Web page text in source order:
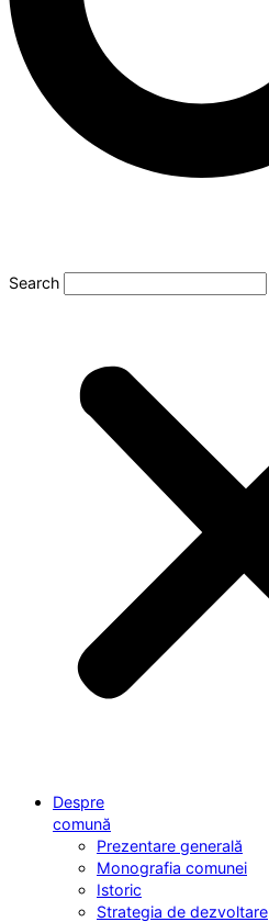
Search
Despre
comună
Prezentare generală
Monografia comunei
Istoric
Strategia de dezvoltare